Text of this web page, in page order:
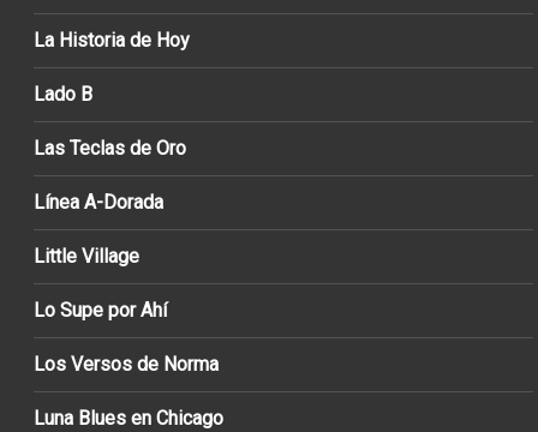
La Historia de Hoy
Lado B
Las Teclas de Oro
Línea A-Dorada
Little Village
Lo Supe por Ahí
Los Versos de Norma
Luna Blues en Chicago